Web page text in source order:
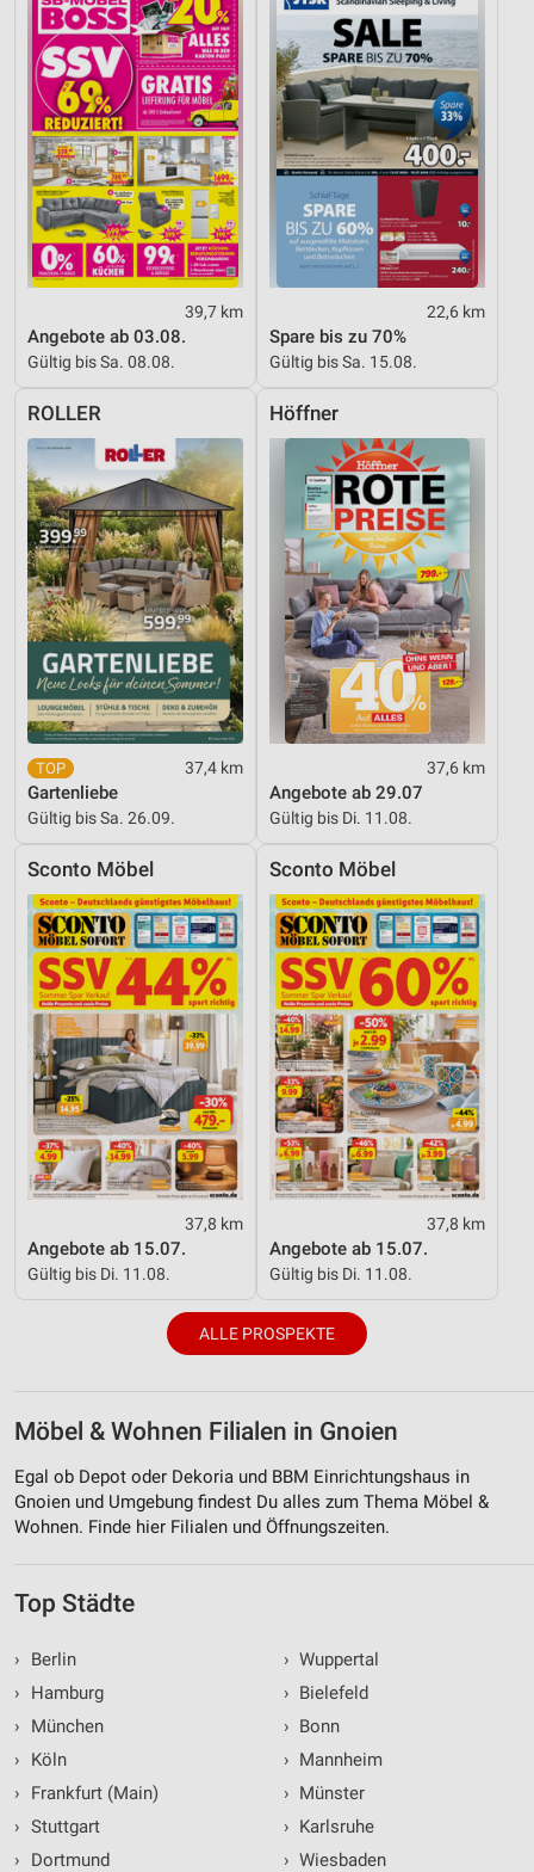
39,7 km
Angebote ab 03.08.
Gültig bis Sa. 08.08.
22,6 km
Spare bis zu 70%
Gültig bis Sa. 15.08.
ROLLER
37,4 km
Gartenliebe
Gültig bis Sa. 26.09.
Höffner
37,6 km
Angebote ab 29.07
Gültig bis Di. 11.08.
Sconto Möbel
37,8 km
Angebote ab 15.07.
Gültig bis Di. 11.08.
Sconto Möbel
37,8 km
Angebote ab 15.07.
Gültig bis Di. 11.08.
ALLE PROSPEKTE
Möbel & Wohnen Filialen in Gnoien
Egal ob Depot oder Dekoria und BBM Einrichtungshaus in
Gnoien und Umgebung findest Du alles zum Thema Möbel &
Wohnen. Finde hier Filialen und Öffnungszeiten.
Top Städte
›
Berlin
›
Hamburg
›
München
›
Köln
›
Frankfurt (Main)
› Stuttgart
›
Dortmund
› Wuppertal
› Bielefeld
› Bonn
› Mannheim
› Münster
› Karlsruhe
› Wiesbaden